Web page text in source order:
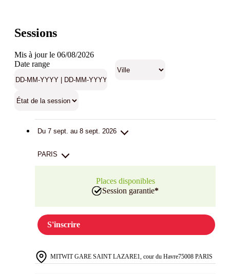
Sessions
Mis à jour le 06/08/2026
Date range
Du 7 sept. au 8 sept. 2026
PARIS
Places disponibles
Session garantie*
S'inscrire
MITWIT GARE SAINT LAZARE1, cour du Havre75008 PARIS